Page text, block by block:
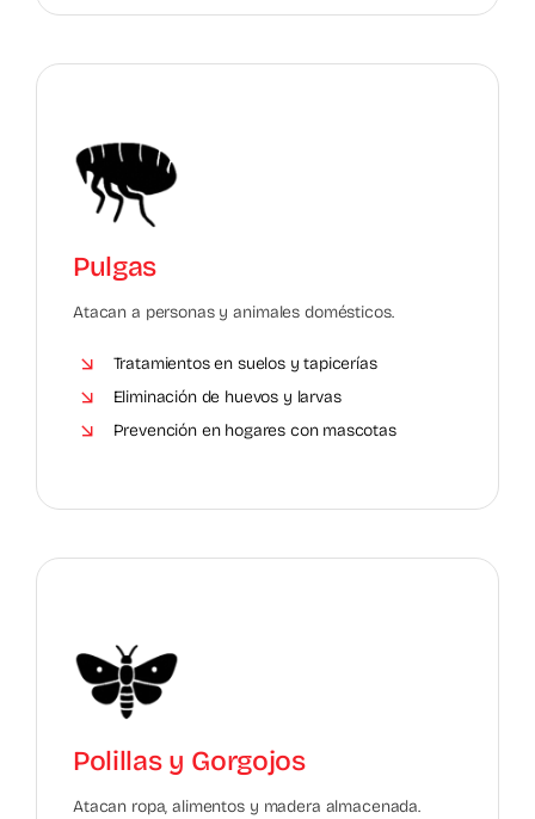
Pulgas
Atacan a personas y animales domésticos.
Tratamientos en suelos y tapicerías
Eliminación de huevos y larvas
Prevención en hogares con mascotas
Polillas y Gorgojos
Atacan ropa, alimentos y madera almacenada.